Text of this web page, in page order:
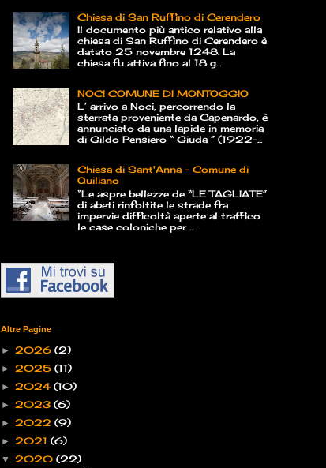
Chiesa di San Ruffino di Cerendero
Il documento più antico relativo alla
chiesa di San Ruffino di Cerendero è
datato 25 novembre 1248. La
chiesa fu attiva fino al 18 g...
NOCI COMUNE DI MONTOGGIO
L’ arrivo a Noci, percorrendo la
sterrata proveniente da Capenardo, è
annunciato da una lapide in memoria
di Gildo Pensiero “ Giuda ” (1922-...
Chiesa di Sant'Anna - Comune di
Quiliano
“Le aspre bellezze de “LE TAGLIATE”
di abeti rinfoltite le strade fra
impervie difficoltà aperte al traffico
le case coloniche per ...
Altre Pagine
► 2026 (2)
► 2025 (11)
► 2024 (10)
► 2023 (6)
► 2022 (9)
► 2021 (6)
▼ 2020 (22)